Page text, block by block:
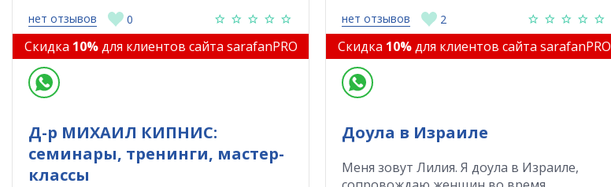
Д-р МИХАИЛ КИПНИС:
семинары, тренинги, мастер-
классы
нет отзывов 0
Скидка 10%для клиентов сайта sarafanPRO
Доула в Израиле
Меня зовут Лилия. Я доула в Израиле,
нет отзывов 2
Скидка 10%для клиентов сайта sarafanPRO